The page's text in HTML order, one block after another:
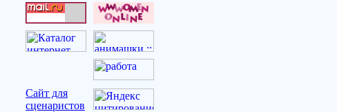
Сайт для
сценаристов